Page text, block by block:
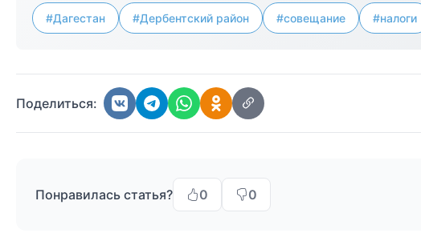
#Дагестан #Дербентский район #совещание #налоги
Поделиться:
Понравилась статья? 0 0